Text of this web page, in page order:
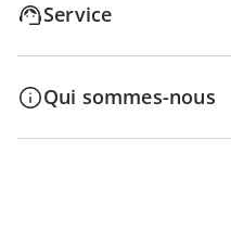
Service
Qui sommes-nous